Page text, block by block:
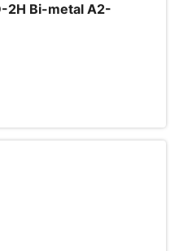
2H Bi-metal A2-